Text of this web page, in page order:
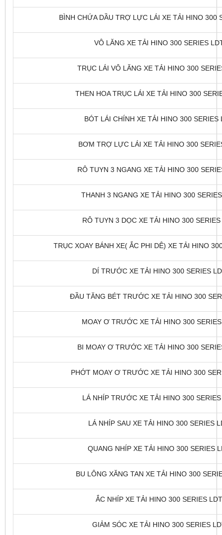
BÌNH CHỨA DẦU TRỢ LỰC LÁI XE TẢI HINO 300
VÔ LĂNG XE TẢI HINO 300 SERIES
TRỤC LÁI VÔ LĂNG XE TẢI HINO 300
THEN HOA TRỤC LÁI XE TẢI HINO 300
BÓT LÁI CHÍNH XE TẢI HINO 300
BƠM TRỢ LỰC LÁI XE TẢI HINO 300
RÔ TUYN 3 NGANG XE TẢI HINO 300
THANH 3 NGANG XE TẢI HINO 300
RÔ TUYN 3 DỌC XE TẢI HINO 300
TRỤC XOAY BÁNH XE( ẮC PHI DÊ) XE TẢI HINO
DÍ TRƯỚC XE TẢI HINO 300 SERIES
ĐẦU TĂNG BÉT TRƯỚC XE TẢI HINO 300
MOAY Ơ TRƯỚC XE TẢI HINO 300
BI MOAY Ơ TRƯỚC XE TẢI HINO 300
PHỚT MOAY Ơ TRƯỚC XE TẢI HINO 300
LÁ NHÍP TRƯỚC XE TẢI HINO 300
LÁ NHÍP SAU XE TẢI HINO 300 SERIES
QUANG NHÍP XE TẢI HINO 300 SERIES
BU LÔNG XĂNG TAN XE TẢI HINO 300
ẮC NHÍP XE TẢI HINO 300 SERIES
GIẢM SÓC XE TẢI HINO 300 SERIES